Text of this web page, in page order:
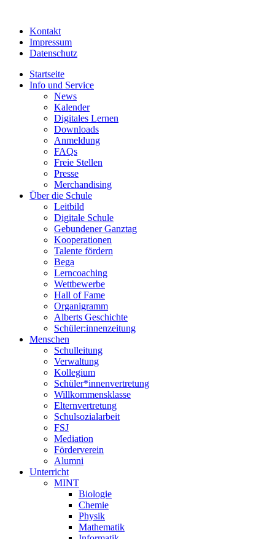
Kontakt
Impressum
Datenschutz
Startseite
Info und Service
News
Kalender
Digitales Lernen
Downloads
Anmeldung
FAQs
Freie Stellen
Presse
Merchandising
Über die Schule
Leitbild
Digitale Schule
Gebundener Ganztag
Kooperationen
Talente fördern
Bega
Lerncoaching
Wettbewerbe
Hall of Fame
Organigramm
Alberts Geschichte
Schüler:innenzeitung
Menschen
Schulleitung
Verwaltung
Kollegium
Schüler*innenvertretung
Willkommensklasse
Elternvertretung
Schulsozialarbeit
FSJ
Mediation
Förderverein
Alumni
Unterricht
MINT
Biologie
Chemie
Physik
Mathematik